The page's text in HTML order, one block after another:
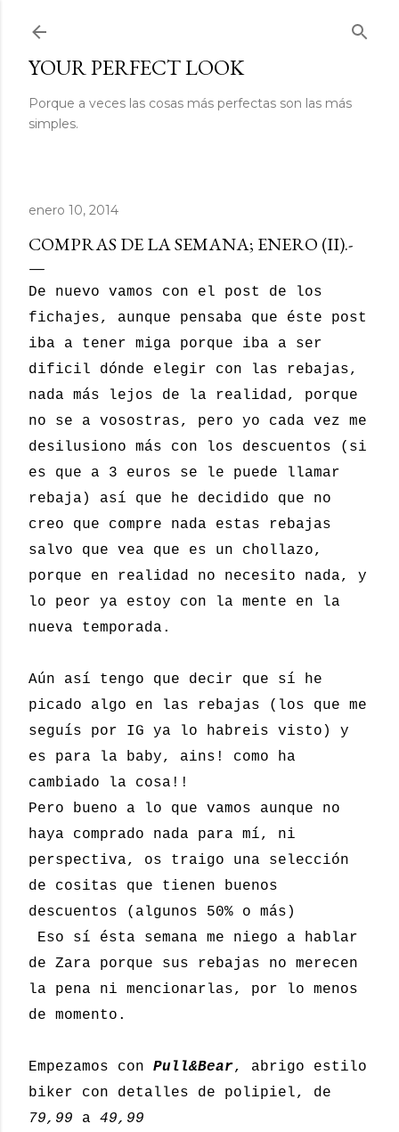
YOUR PERFECT LOOK
Porque a veces las cosas más perfectas son las más
simples.
enero 10, 2014
COMPRAS DE LA SEMANA; ENERO (II).-
De nuevo vamos con el post de los
fichajes, aunque pensaba que éste post
iba a tener miga porque iba a ser
dificil dónde elegir con las rebajas,
nada más lejos de la realidad, porque
no se a vosostras, pero yo cada vez me
desilusiono más con los descuentos (si
es que a 3 euros se le puede llamar
rebaja) así que he decidido que no
creo que compre nada estas rebajas
salvo que vea que es un chollazo,
porque en realidad no necesito nada, y
lo peor ya estoy con la mente en la
nueva temporada.
Aún así tengo que decir que sí he
picado algo en las rebajas (los que me
seguís por IG ya lo habreis visto) y
es para la baby, ains! como ha
cambiado la cosa!!
Pero bueno a lo que vamos aunque no
haya comprado nada para mí, ni
perspectiva, os traigo una selección
de cositas que tienen buenos
descuentos (algunos 50% o más)
Eso sí ésta semana me niego a hablar
de Zara porque sus rebajas no merecen
la pena ni mencionarlas, por lo menos
de momento.
Empezamos con Pull&Bear, abrigo estilo
biker con detalles de polipiel, de
79,99 a 49,99